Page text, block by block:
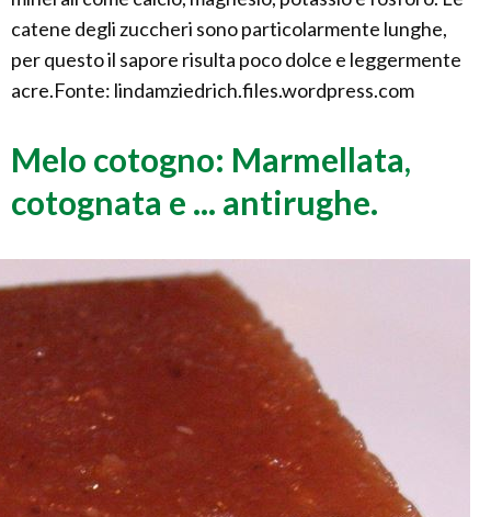
catene degli zuccheri sono particolarmente lunghe,
per questo il sapore risulta poco dolce e leggermente
acre.Fonte: lindamziedrich.files.wordpress.com
Melo cotogno: Marmellata,
cotognata e ... antirughe.